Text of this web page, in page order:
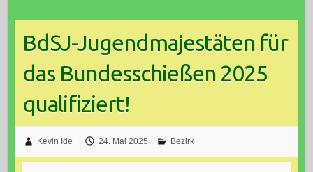
BdSJ-Jugendmajestäten für
das Bundesschießen 2025
qualifiziert!
Kevin Ide 24. Mai 2025 Bezirk